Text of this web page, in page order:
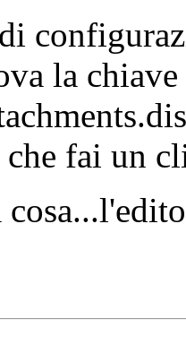
la chiave
che fai un